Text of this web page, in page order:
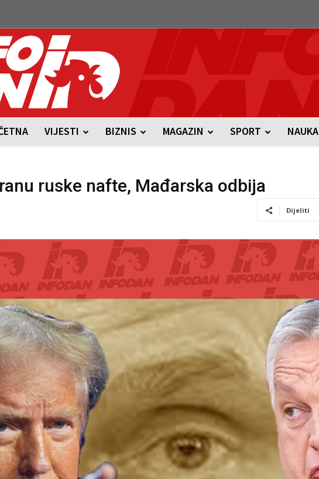
VIJESTI BIZNIS MAGAZIN SPORT NAUKA
ruske nafte, Mađarska odbija
Dijeliti